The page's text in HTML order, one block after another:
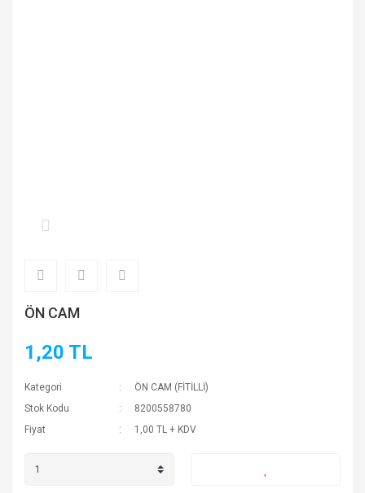
ÖN CAM
1,20 TL
Kategori
ÖN CAM (FİTİLLİ)
Stok Kodu
8200558780
Fiyat
1,00 TL + KDV